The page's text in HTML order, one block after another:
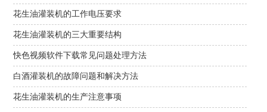
花生油灌装机的工作电压要求
花生油灌装机的三大重要结构
快色视频软件下载常见问题处理方法
白酒灌装机的故障问题和解决方法
花生油灌装机的生产注意事项